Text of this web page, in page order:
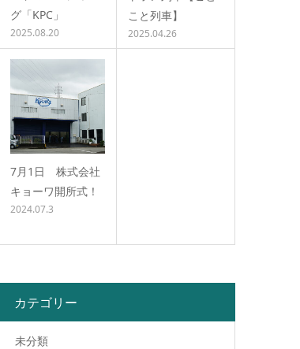
グ「KPC」
2025.08.20
こと列車】
2025.04.26
7月1日 株式会社
キョーワ開所式！
2024.07.3
カテゴリー
未分類